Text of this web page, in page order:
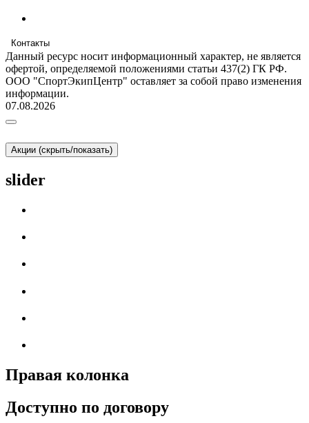
Контакты
Данный ресурс носит информационный характер, не является
офертой, определяемой положениями статьи 437(2) ГК РФ.
ООО "СпортЭкипЦентр" оставляет за собой право изменения
информации.
07.08.2026
Акции (скрыть/показать)
slider
Правая колонка
Доступно по договору